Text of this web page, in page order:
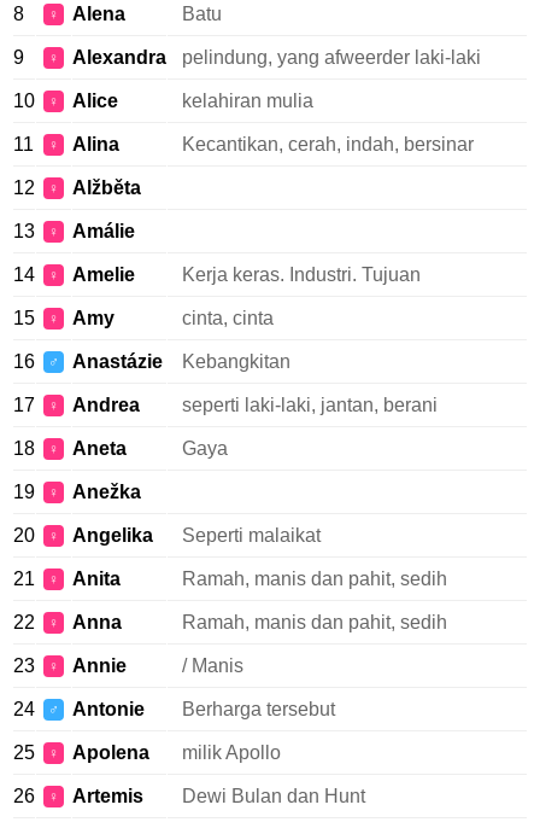
8 ♀ Alena Batu
9 ♀ Alexandra pelindung, yang afweerder laki-laki
10 ♀ Alice kelahiran mulia
11 ♀ Alina Kecantikan, cerah, indah, bersinar
12 ♀ Alžběta
13 ♀ Amálie
14 ♀ Amelie Kerja keras. Industri. Tujuan
15 ♀ Amy cinta, cinta
16 ♂ Anastázie Kebangkitan
17 ♀ Andrea seperti laki-laki, jantan, berani
18 ♀ Aneta Gaya
19 ♀ Anežka
20 ♀ Angelika Seperti malaikat
21 ♀ Anita Ramah, manis dan pahit, sedih
22 ♀ Anna Ramah, manis dan pahit, sedih
23 ♀ Annie / Manis
24 ♂ Antonie Berharga tersebut
25 ♀ Apolena milik Apollo
26 ♀ Artemis Dewi Bulan dan Hunt